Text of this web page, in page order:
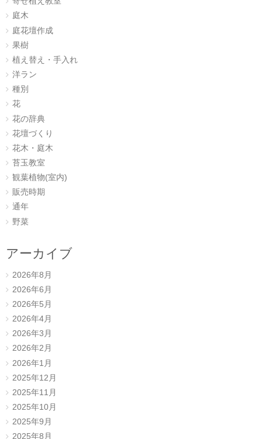
庭木
庭花壇作成
果樹
植え替え・手入れ
洋ラン
種別
花
花の辞典
花壇づくり
花木・庭木
苔玉教室
観葉植物(室内)
販売時期
通年
野菜
アーカイブ
2026年8月
2026年6月
2026年5月
2026年4月
2026年3月
2026年2月
2026年1月
2025年12月
2025年11月
2025年10月
2025年9月
2025年8月